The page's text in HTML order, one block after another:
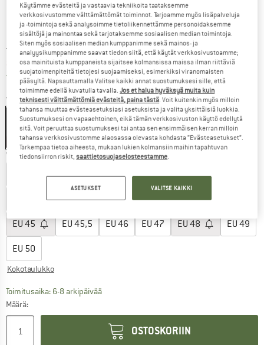
Alkuperäinen hinta :
129,95€
Hinta:
alk.116,96€ sis. alv
Ilman lähetyskuluja(FI)Suomi. Tietoa lähetyskuluista.
Väri:Shark / Midgrey
10%
Valitse koko:
EU39,5 EU40 EU40,5 EU41 EU
EU42,5 EU43 EU43,5 EU44 EU
EU 45 EU 45,5 EU 46 EU 47 EU 48 EU 49
EU 50
Kokotaulukko
Toimitusaika: 6-8 arkipäivääLinkki avautuu tietokentässä ja sisältää
Määrä:
OSTOSKORIIN
Käytämme evästeitä ja vastaavia tekniikoita taataksemme
verkkosivustomme välttämättömät toiminnot. Tarjoamme myös lisäpalveluja
ja -toimintoja sekä analysoimme tietoliikennettämme personoidaksemme
sisältöjä ja mainontaa sekä tarjotaksemme sosiaalisen median toimintoja.
Siten myös sosiaalisen median kumppanimme sekä mainos- ja
analyysikumppanimme saavat tiedon siitä, että käytät verkkosivustoamme;
osa mainituista kumppaneista sijaitsee kolmansissa maissa ilman riittäviä
suojatoimenpiteitä tietojesi suojaamiseksi, esimerkiksi viranomaisten
pääsyltä. Napsauttamalla Valitse kaikki annat suostumuksesi sille, että
toimimme edellä kuvatulla tavalla.Jos et halua hyväksyä muita kuin
teknisesti välttämättömiä evästeitä, paina tästä. Voit kuitenkin myös milloin
tahansa muuttaa evästeasetuksiasi asetuksista ja valita yksittäisiä luokkia.
Suostumuksesi on vapaaehtoinen, eikä tämän verkkosivuston käyttö edellytä
sitä. Voit peruuttaa suostumuksesi tai antaa sen ensimmäisen kerran milloin
tahansa verkkosivustomme alaosassa olevasta kohdasta ”Evästeasetukset”.
Tarkempaa tietoa aiheesta, mukaan lukien kolmansiin maihin tapahtuvan
tiedonsiirron riskit,saattietosuojaselosteestamme.
ASETUKSET VALITSE KAIKKI